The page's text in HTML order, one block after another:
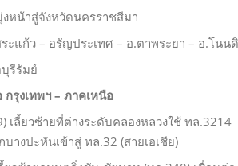
งหน้าสู่จังหวัดนครราชสีมา
ระแก้ว – อรัญประเทศ – อ.ตาพระยา – อ.โนน
รีรัมย์
กรุงเทพฯ – ภาคเหนือ
เลี้ยวซ้ายที่ต่างระดับคลองหลวงใช้ ทล.3214
างปะหันเข้าสู่ ทล.32 (สายเอเชีย)